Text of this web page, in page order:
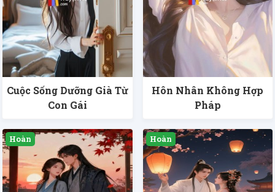
Cuộc Sống Dưỡng Già Từ
Con Gái
Hôn Nhân Không Hợp
Pháp